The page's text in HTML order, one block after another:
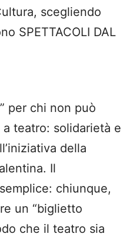
scegliendo
SPETTACOLI DAL
per chi non può
teatro: solidarietà e
della
Il
chiunque,
un “biglietto
che il teatro sia